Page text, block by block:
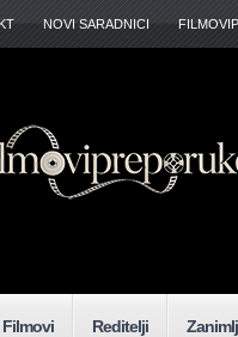
NOVI SARADNICI
Filmovi Reditelji